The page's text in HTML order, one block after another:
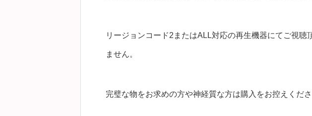
リージョンコード2またはALL対応の再生機器にてご視
ません。
完璧な物をお求めの方や神経質な方は購入をお控えくださ